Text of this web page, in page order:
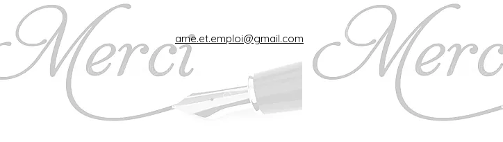
ame.et.emploi@gmail.com